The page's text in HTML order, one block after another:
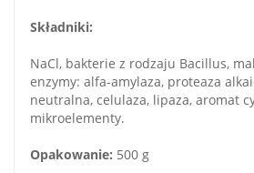
Składniki:
NaCl, bakterie z rodzaju Bacillus,
enzymy: alfa-amylaza, proteaza
neutralna, celulaza, lipaza, aromat
mikroelementy.
Opakowanie: 500 g